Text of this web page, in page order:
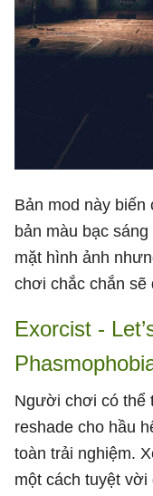
Bản mod này biến
bản màu bạc
mặt hình ảnh
chơi chắc chắn sẽ
Exorcist -
Người chơi có thể
reshade cho hầu
toàn trải nghiệm.
một cách tuyệt